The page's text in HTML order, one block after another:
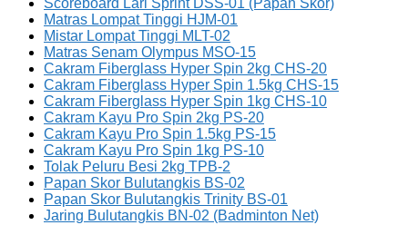
Scoreboard Lari Sprint DSS-01 (Papan Skor)
Matras Lompat Tinggi HJM-01
Mistar Lompat Tinggi MLT-02
Matras Senam Olympus MSO-15
Cakram Fiberglass Hyper Spin 2kg CHS-20
Cakram Fiberglass Hyper Spin 1.5kg CHS-15
Cakram Fiberglass Hyper Spin 1kg CHS-10
Cakram Kayu Pro Spin 2kg PS-20
Cakram Kayu Pro Spin 1.5kg PS-15
Cakram Kayu Pro Spin 1kg PS-10
Tolak Peluru Besi 2kg TPB-2
Papan Skor Bulutangkis BS-02
Papan Skor Bulutangkis Trinity BS-01
Jaring Bulutangkis BN-02 (Badminton Net)